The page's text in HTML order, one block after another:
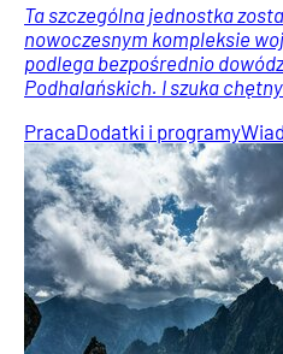
Ta szczególna jednostka
nowoczesnym kompleksie
podlega bezpośrednio
Podhalańskich. I szuka
PracaDodatki i programy